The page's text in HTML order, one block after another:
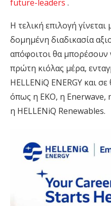
future-leaders .
Η τελική επιλογή
δομημένη διαδικασία
απόφοιτοιθαμπορέσουν
πρώτη κιόλας μέρα,
HELLENiQ ENERGY καισε
όπως η ΕΚΟ, η Enerwave,
η HELLENiQ Renewables.